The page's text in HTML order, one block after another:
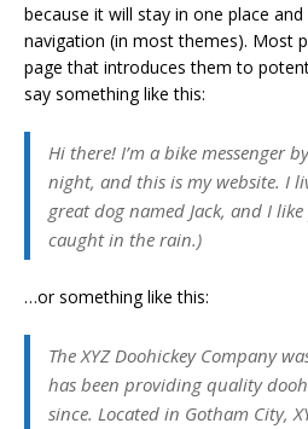
because it will stay in one place
navigation (in most themes). Most
page that introduces them to
say something like this:
Hi there! I’m a bike messenger
night, and this is my website. I
great dog named Jack, and I
caught in the rain.)
…or something like this:
The XYZ Doohickey Company
has been providing quality
since. Located in Gotham City,